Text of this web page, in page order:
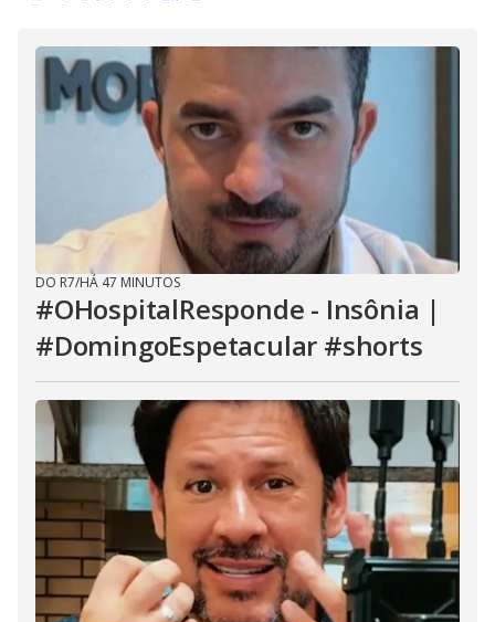
DO R7/HÁ 47 MINUTOS
#OHospitalResponde - Insônia |
#DomingoEspetacular #shorts